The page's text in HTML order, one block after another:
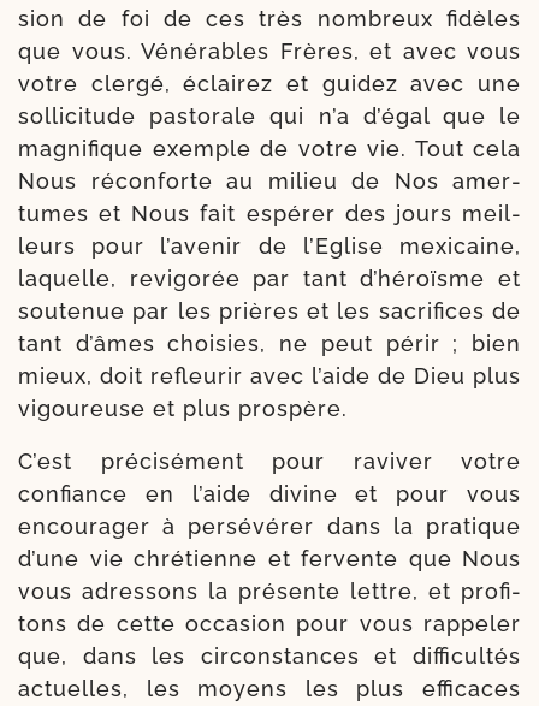
sion de foi de ces très nom­breux fidèles
que vous. Vénérables Frères, et avec vous
votre cler­gé, éclai­rez et gui­dez avec une
sol­li­ci­tude pas­to­rale qui n’a d’égal que le
magni­fique exemple de votre vie. Tout cela
Nous récon­forte au milieu de Nos amer­
tumes et Nous fait espé­rer des jours meil­
leurs pour l’avenir de l’Eglise mexi­caine,
laquelle, revi­go­rée par tant d’héroïsme et
sou­te­nue par les prières et les sacri­fices de
tant d’âmes choi­sies, ne peut périr ; bien
mieux, doit refleu­rir avec l’aide de Dieu plus
vigou­reuse et plus prospère.
C’est pré­ci­sé­ment pour ravi­ver votre
confiance en l’aide divine et pour vous
encou­ra­ger à per­sé­vé­rer dans la pra­tique
d’une vie chré­tienne et fer­vente que Nous
vous adres­sons la pré­sente lettre, et pro­fi­
tons de cette occa­sion pour vous rap­pe­ler
que, dans les cir­cons­tances et dif­fi­cul­tés
actuelles, les moyens les plus effi­caces